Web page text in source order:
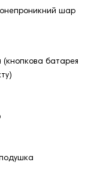
шар
(кнопкова батарея